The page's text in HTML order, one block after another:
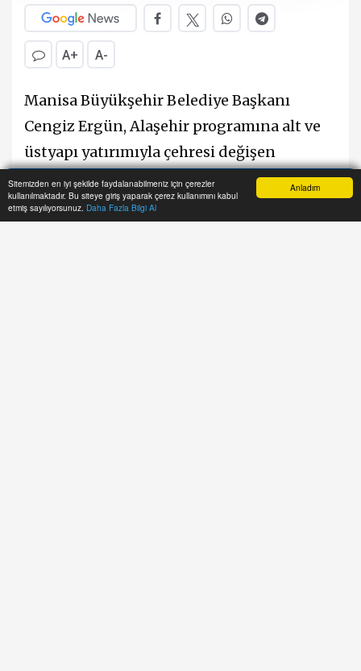
Anladım
Sitemizden en iyi şekilde faydalanabilmeniz için çerezler
kullanılmaktadır. Bu siteye giriş yaparak çerez kullanımını kabul
etmiş sayılıyorsunuz. Daha Fazla Bilgi Al
A+ A-
Manisa Büyükşehir Belediye Başkanı
Cengiz Ergün, Alaşehir programına alt ve
üstyapı yatırımıyla çehresi değişen
Kemaliye Mahallesini ziyaret ederek
başladı. Başkan Ergün mahallede coşkuyla
Anasayfa Yazarlar Haber Ara İhbar Hattı Menu